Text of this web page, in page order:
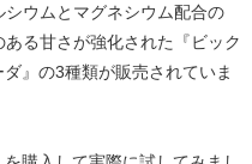
ウムとマグネシウム配合の
ある甘さが強化された『ビック
』の3種類が販売されていま